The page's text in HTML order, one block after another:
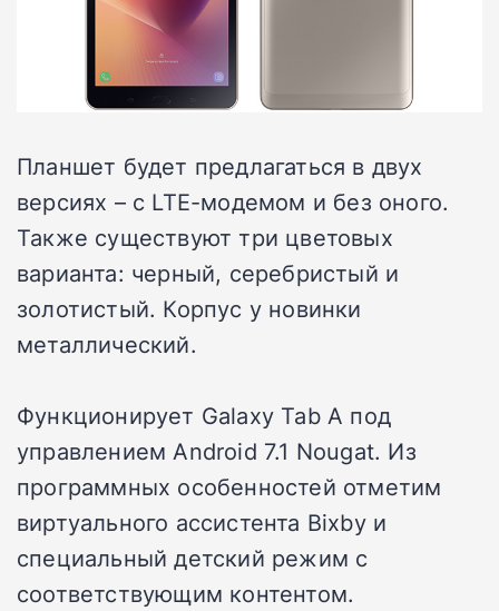
Планшет будет предлагаться в двух
версиях – с LTE-модемом и без оного.
Также существуют три цветовых
варианта: черный, серебристый и
золотистый. Корпус у новинки
металлический.
Функционирует Galaxy Tab A под
управлением Android 7.1 Nougat. Из
программных особенностей отметим
виртуального ассистента Bixby и
специальный детский режим с
соответствующим контентом.